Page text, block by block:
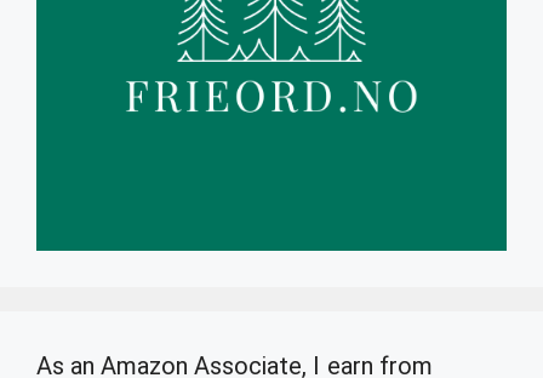
As an Amazon Associate, I earn from